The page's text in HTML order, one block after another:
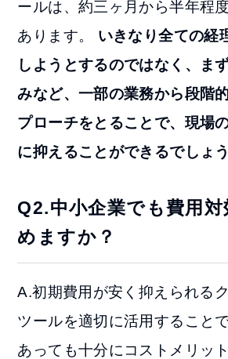
ールは、約三ヶ月から半年程
あります。 いきなり全ての経
しようとするのではなく、ま
みなど、一部の業務から段階
プローチをとることで、現場
に抑えることができるでしょう
Q2.中小企業でも費用
めますか？
A.初期費用が安く抑えられる
ツールを適切に活用すること
あっても十分にコストメリッ